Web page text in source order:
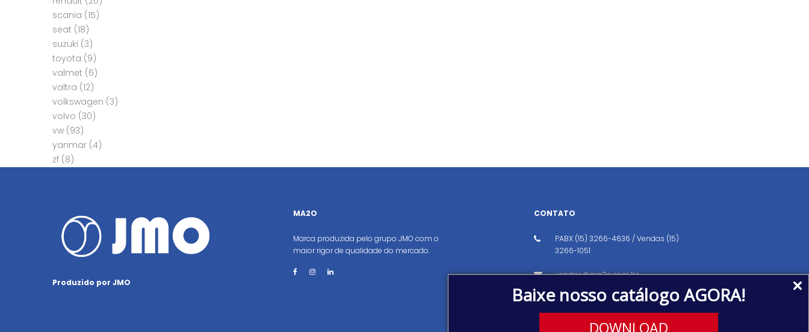
Baixe nosso catálogo AGORA!
DOWNLOAD
scania (15)
seat (18)
suzuki (3)
toyota (9)
valmet (6)
valtra (12)
volkswagen (3)
volvo (30)
vw (93)
yanmar (4)
zf (8)
Produzido por JMO
MA2O
Marca produzida pelo grupo JMO com o
maior rigor de qualidade do mercado.
CONTATO
PABX (15) 3266-4636 / Vendas (15)
3266-1051
vendas@ma2o.com.br
Avenida dos Eucaliptos, 151, Distrito
Industrial, Iperó/SP CEP: 18560-000